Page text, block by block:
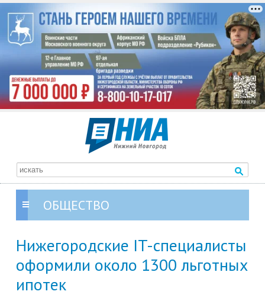
ОБЩЕСТВО
Нижегородские IT-специалисты
оформили около 1300 льготных
ипотек